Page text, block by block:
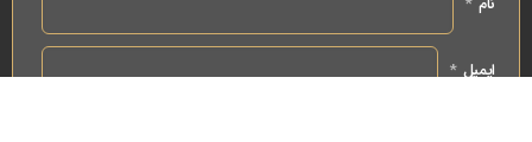
ایمیل*